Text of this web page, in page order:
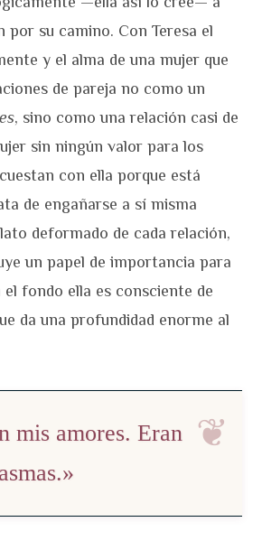
por su camino. Con Teresa el
y el alma de una mujer que
de pareja no como un
, sino como una relación casi de
sin ningún valor para los
con ella porque está
de engañarse a sí misma
deformado de cada relación,
un papel de importancia para
el fondo ella es consciente de
da una profundidad enorme al
mis amores. Eran